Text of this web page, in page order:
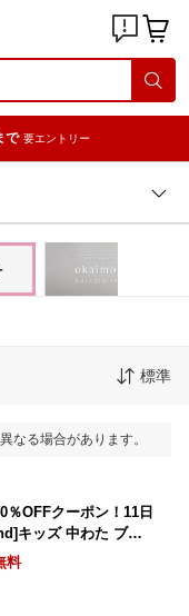
で 要エントリー
標準
なる場合があります。
％OFFクーポン！11日
キッズ 中わた ブル
ト あたたか 羽織 上
ファスナー ボーイ ガ
料